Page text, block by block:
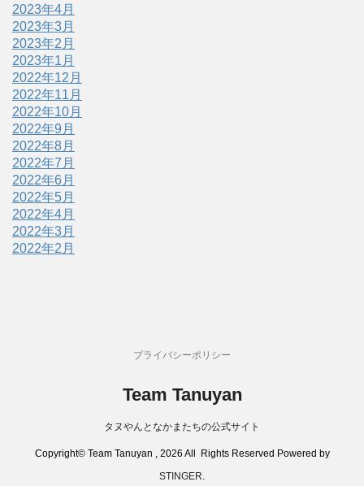
2023年4月
2023年3月
2023年2月
2023年1月
2022年12月
2022年11月
2022年10月
2022年9月
2022年8月
2022年7月
2022年6月
2022年5月
2022年4月
2022年3月
2022年2月
プライバシーポリシー
Team Tanuyan
タヌやんとなかまたちの公式サイト
Copyright© Team Tanuyan , 2026 All Rights Reserved Powered by
STINGER.